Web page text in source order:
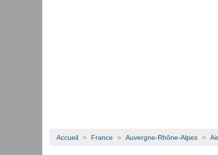
Accueil > France > Auvergne-Rhône-Alpes >